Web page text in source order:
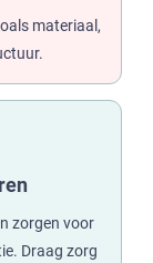
materiaal,
zorgen voor
Draag zorg